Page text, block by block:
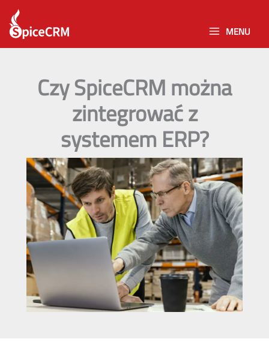
content
MENU
Czy SpiceCRM można
zintegrować z
systemem ERP?